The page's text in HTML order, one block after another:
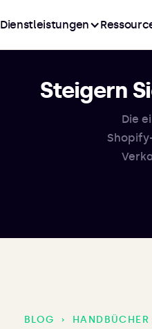
Dienstleistungen
Steigern
Die
BLOG › HANDBÜCHER